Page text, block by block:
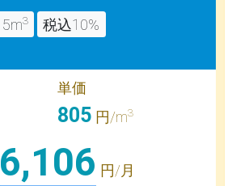
5m3 税込10%
単価
805円/m3
6,106 円/月